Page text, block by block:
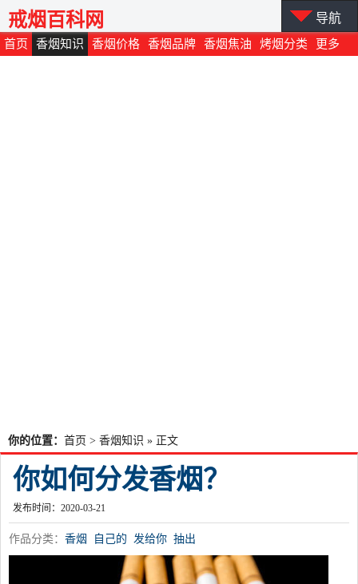
首页 香烟知识 香烟价格 香烟品牌 香烟焦油 烤烟分类 更多
戒烟百科网 导航
你的位置： 首页 > 香烟知识 » 正文
你如何分发香烟？
发布时间：2020-03-21
作品分类： 香烟 自己的 发给你 抽出